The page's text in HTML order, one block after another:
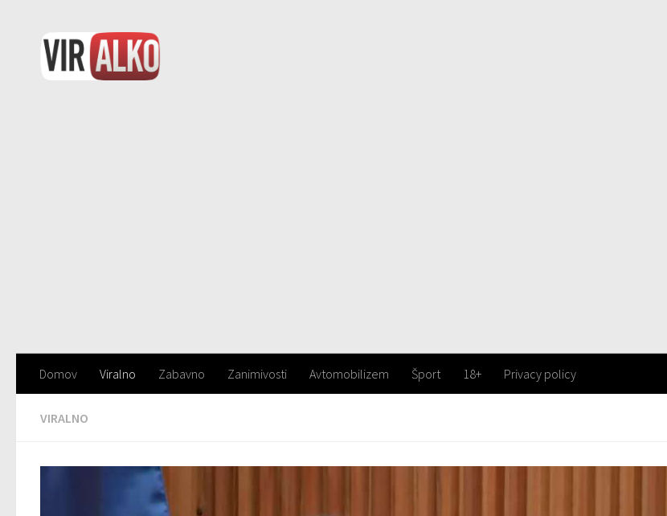
Domov Viralno Zabavno Zanimivosti Avtomobilizem Šport 18+ Privacy policy
VIRALNO